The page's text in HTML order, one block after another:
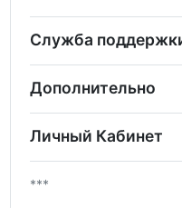
Служба
Дополнительно
Личный Кабинет
***